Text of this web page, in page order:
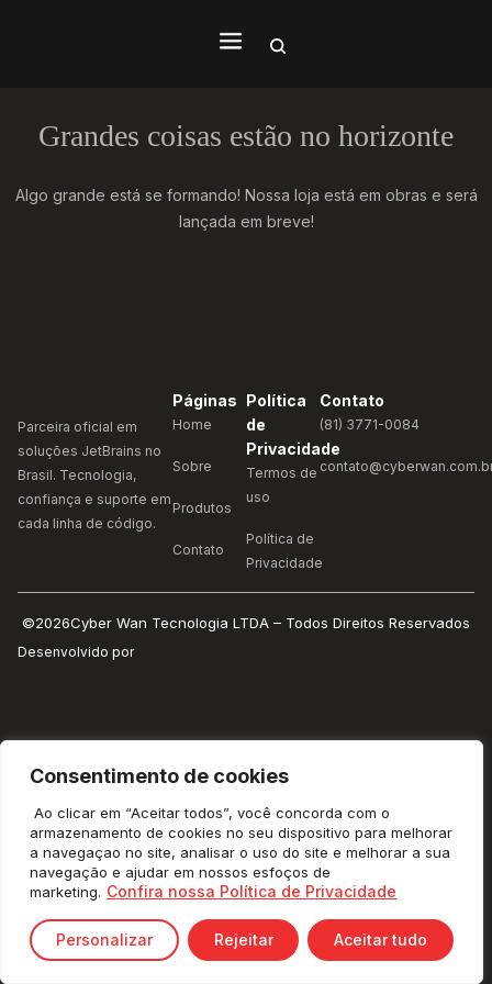
Consentimento de cookies
Ao clicar em “Aceitar todos”, você concorda com o
armazenamento de cookies no seu dispositivo para melhorar
a navegaçao no site, analisar o uso do site e melhorar a sua
navegação e ajudar em nossos esfoços de
marketing. Confira nossa Política de Privacidade
Personalizar Rejeitar Aceitar tudo
Grandes coisas estão no horizonte
Algo grande está se formando! Nossa loja está em obras e será
lançada em breve!
Parceira oficial em
soluções JetBrains no
Brasil. Tecnologia,
confiança e suporte em
cada linha de código.
Páginas
Home
Sobre
Produtos
Contato
Política
de
Privacidade
Termos de
uso
Política de
Privacidade
Contato
(81) 3771-0084
©2026Cyber Wan Tecnologia LTDA – Todos Direitos Reservados
Desenvolvido por